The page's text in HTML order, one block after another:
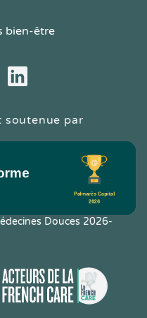
bien-être
LinkedIn
soutenue par
Douces 2026-